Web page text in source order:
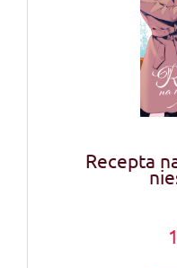
Recepta